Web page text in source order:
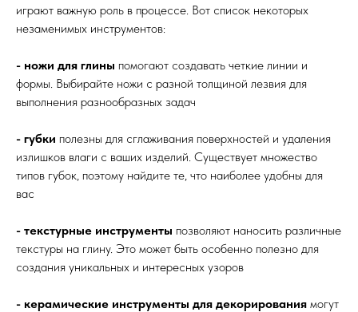
играют важную роль в процессе. Вот список некоторых
незаменимых инструментов:
- ножи для глины помогают создавать четкие линии и
формы. Выбирайте ножи с разной толщиной лезвия для
выполнения разнообразных задач
- губки полезны для сглаживания поверхностей и удаления
излишков влаги с ваших изделий. Существует множество
типов губок, поэтому найдите те, что наиболее удобны для
вас
- текстурные инструменты позволяют наносить различные
текстуры на глину. Это может быть особенно полезно для
создания уникальных и интересных узоров
- керамические инструменты для декорирования могут